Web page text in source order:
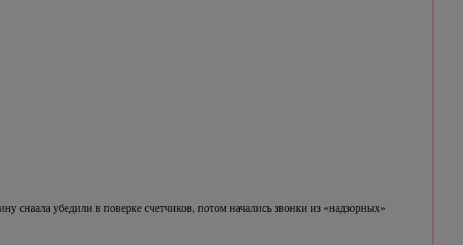
снаала убедили в поверке счетчиков, потом начались звонки из «надзорных»